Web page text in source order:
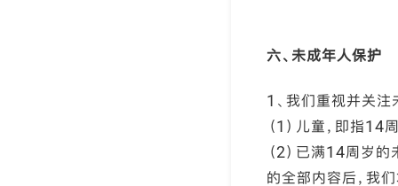
六、未成年人保护
1、我们重视并关
（1）儿童，即指
（2）已满14周岁
的全部内容后，我